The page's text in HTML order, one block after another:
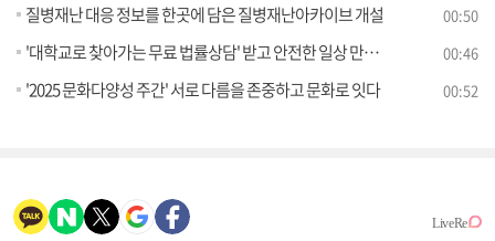
질병재난 대응 정보를 한곳에 담은 질병재난아카이브 개설 00:50
'대학교로 찾아가는 무료 법률상담' 받고 안전한 일상 만들어요 00:46
'2025 문화다양성 주간' 서로 다름을 존중하고 문화로 잇다 00:52